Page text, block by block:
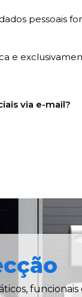
pessoais
e
via e-mail?
funcionais